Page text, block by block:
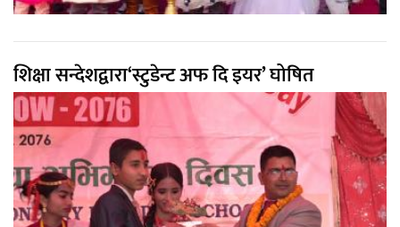
शिक्षा सन्देशद्वारा‘स्टुडेन्ट अफ दि इयर’ घोषित